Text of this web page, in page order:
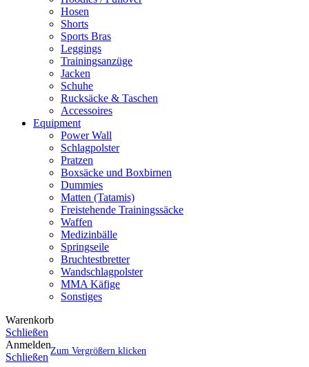
Zum Vergrößern klicken
Hosen
Shorts
Sports Bras
Leggings
Trainingsanzüge
Jacken
Schuhe
Rucksäcke & Taschen
Accessoires
Equipment
Power Wall
Schlagpolster
Pratzen
Boxsäcke und Boxbirnen
Dummies
Matten (Tatamis)
Freistehende Trainingssäcke
Waffen
Medizinbälle
Springseile
Bruchtestbretter
Wandschlagpolster
MMA Käfige
Sonstiges
Warenkorb
Schließen
Anmelden
Schließen